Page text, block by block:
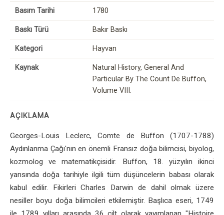
Basım Tarihi 1780
Baskı Türü Bakır Baskı
Kategori Hayvan
Kaynak
Natural History, General And
Particular By The Count De Buffon,
Volume VIII.
AÇIKLAMA
Georges-Louis Leclerc, Comte de Buffon (1707-1788)
Aydınlanma Çağı'nın en önemli Fransız doğa bilimcisi, biyolog,
kozmolog ve matematikçisidir. Buffon, 18. yüzyılın ikinci
yarısında doğa tarihiyle ilgili tüm düşüncelerin babası olarak
kabul edilir. Fikirleri Charles Darwin de dahil olmak üzere
nesiller boyu doğa bilimcileri etkilemiştir. Başlıca eseri, 1749